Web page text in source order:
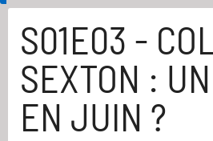
S01E03 -
SEXTON :
EN JUIN ?